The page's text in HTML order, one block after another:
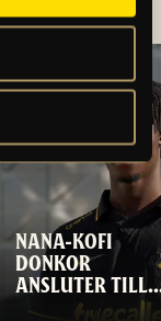
NANA-KOFI
DONKOR
ANSLUTER TILL
AIK FOTBOLL